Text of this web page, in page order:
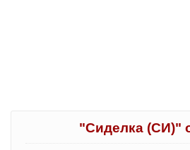
"Сиделка (СИ)"